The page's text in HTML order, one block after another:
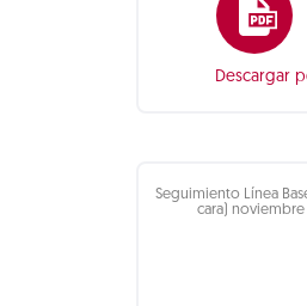
Descargar
Seguimiento Línea
cara) noviembre